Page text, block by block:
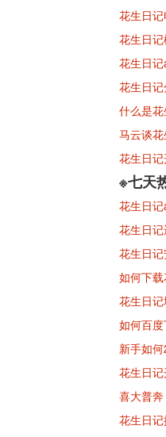
花生日
花生日
花生日
花生日
什么是
马云谈
花生日
※七天
花生日
花生日
花生日
如何下
花生日
如何百
新手如
花生日
喜大普
花生日